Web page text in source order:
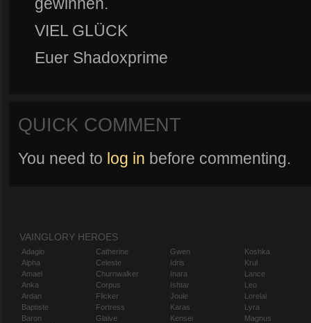
VIEL GLÜCK
Euer Shadoxprime
QUICK COMMENT
You need to log in before commenting.
VAINGLORY HEROES
Adagio
Alpha
Amael
Anka
Ardan
Baptiste
Baron
Catherine
Celeste
Churnwalker
Corpus
Flicker
Fortress
Glaive
Gwen
Idris
Inara
Ishtar
Joule
Karas
Kensei
Koshka
Krul
Lance
Leo
Lorelai
Lyra
Magnus